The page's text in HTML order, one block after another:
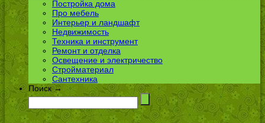
Постройка дома
Про мебель
Интерьер и ландшафт
Недвижимость
Техника и инструмент
Ремонт и отделка
Освещение и электричество
Стройматериал
Сантехника
Поиск →